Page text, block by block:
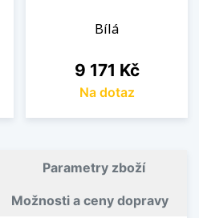
Bílá
Cena
9 171 Kč
Na dotaz
Parametry zboží
Možnosti a ceny dopravy